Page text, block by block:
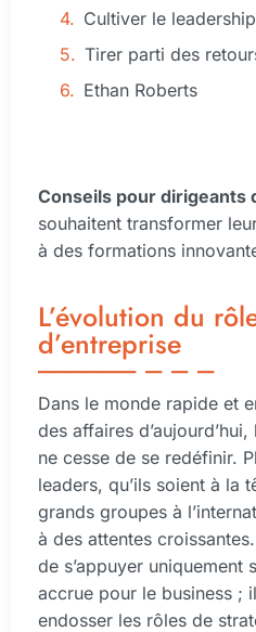
Cultiver le
Tirer parti des
Ethan Roberts
Conseils pour dirigeants
souhaitent transformer
à des formations
L’évolution du
d’entreprise
Dans le monde rapide et
des affaires
ne cesse de se redéfinir.
leaders, qu’ils soient à la
grands groupes à
à des attentes
de s’appuyer uniquement
accrue pour le business ;
endosser les rôles de